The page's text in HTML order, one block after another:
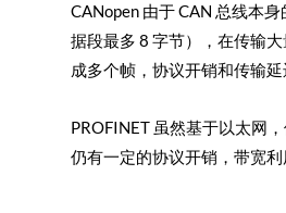
CANopen 由于 CAN 总线本
据段最多 8 字节），在传输
成多个帧，协议开销和传输延
PROFINET 虽然基于以太网
仍有一定的协议开销，带宽利